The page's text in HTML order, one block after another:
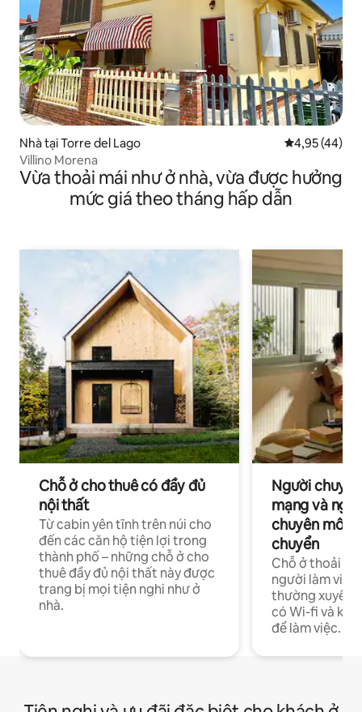
Nhà tại Torre del Lago Xếp hạng
4,95 (44)
Villino Morena
Vừa thoải mái như ở nhà, vừa được hưởng
mức giá theo tháng hấp dẫn
Chỗ ở cho thuê có đầy đủ
nội thất
Từ cabin yên tĩnh trên núi cho
đến các căn hộ tiện lợi trong
thành phố – những chỗ ở cho
thuê đầy đủ nội thất này được
trang bị mọi tiện nghi như ở
nhà.
Người
mạng và
chuyên môn
chuyển
Chỗ ở thoải
người làm việc
thường xuyên
có Wi-fi và
để làm việc.